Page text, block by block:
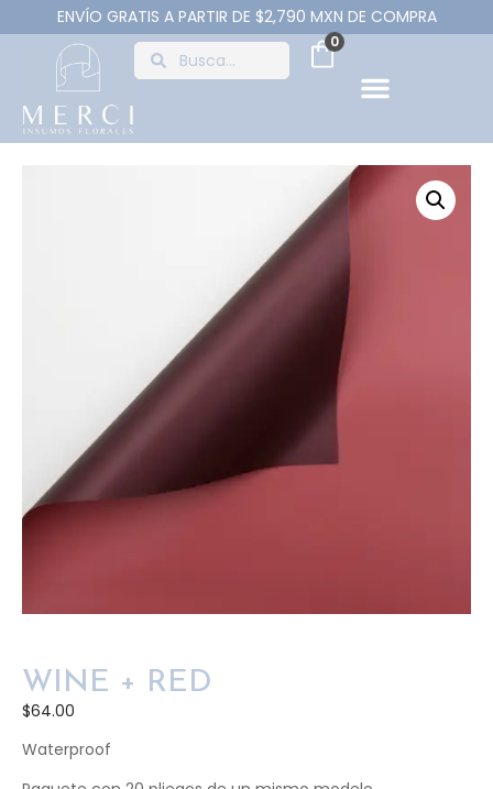
ENVÍO GRATIS A PARTIR DE $2,790 MXN DE COMPRA
0
WINE + RED
$64.00
Waterproof